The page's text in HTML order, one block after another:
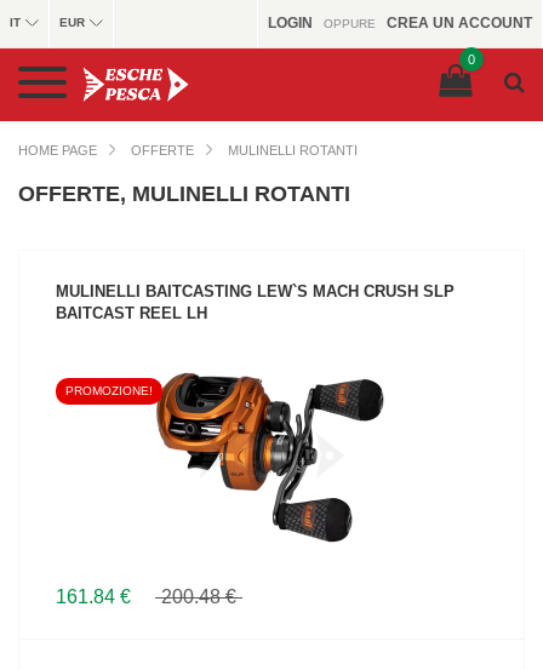
LOGIN OPPURE CREA UN ACCOUNT
IT EUR
0
HOME PAGE OFFERTE MULINELLI ROTANTI
OFFERTE, MULINELLI ROTANTI
MULINELLI BAITCASTING LEW`S MACH CRUSH SLP
BAITCAST REEL LH
VEDI IL PRODOTTO
PROMOZIONE!
161.84 € 200.48 €